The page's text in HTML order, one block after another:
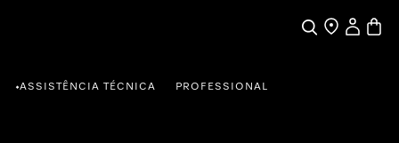
PesquisaEncontrar loja
A minha
•ASSISTÊNCIA TÉCNICA PROFESSIONAL